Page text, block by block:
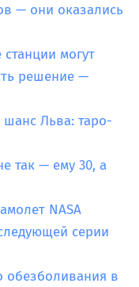
— они оказались
могут
решение —
Льва: таро-
так — ему 30, а
NASA
серии
обезболивания в